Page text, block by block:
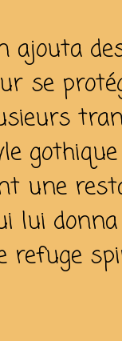
ajouta
se
une
lui
refuge